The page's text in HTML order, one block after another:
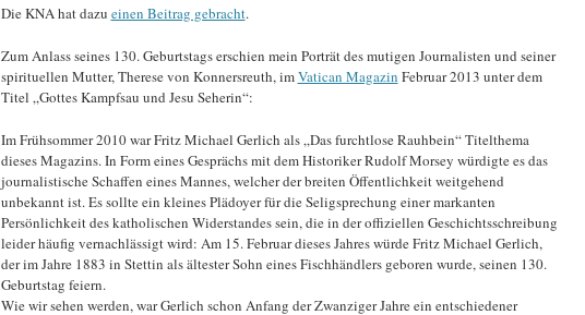
Die KNA hat dazu einen Beitrag gebracht.
Zum Anlass seines 130. Geburtstags erschien mein Porträt des mutigen Journalisten und seiner
spirituellen Mutter, Therese von Konnersreuth, imVatican Magazin Februar 2013 unter dem
Titel „Gottes Kampfsau und Jesu Seherin“:
Im Frühsommer 2010 war Fritz Michael Gerlich als „Das furchtlose Rauhbein“ Titelthema
dieses Magazins. In Form eines Gesprächs mit dem Historiker Rudolf Morsey würdigte es das
journalistische Schaffen eines Mannes, welcher der breiten Öffentlichkeit weitgehend
unbekannt ist. Es sollte ein kleines Plädoyer für die Seligsprechung einer markanten
Persönlichkeit des katholischen Widerstandes sein, die in der offiziellen Geschichtsschreibung
leider häufig vernachlässigt wird: Am 15. Februar dieses Jahres würde Fritz Michael Gerlich,
der im Jahre 1883 in Stettin als ältester Sohn eines Fischhändlers geboren wurde, seinen 130.
Geburtstag feiern.
Wie wir sehen werden, war Gerlich schon Anfang der Zwanziger Jahre ein entschiedener